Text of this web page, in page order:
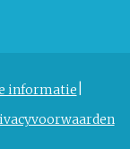
informatie